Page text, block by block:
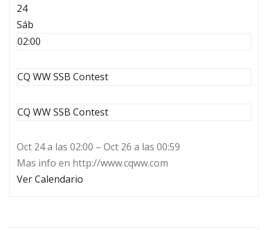
24
Sáb
02:00
CQ WW SSB Contest
CQ WW SSB Contest
Oct 24 a las 02:00 – Oct 26 a las 00:59
Mas info en http://www.cqww.com
Ver Calendario